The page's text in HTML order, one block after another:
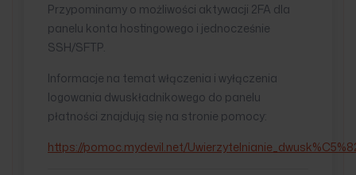
Przypominamy o możliwości aktywacji 2FA dla
panelu konta hostingowego i jednocześnie
SSH/SFTP.
Informacje na temat włączenia i wyłączenia
logowania dwuskładnikowego do panelu
płatności znajdują się na stronie pomocy:
https://pomoc.mydevil.net/